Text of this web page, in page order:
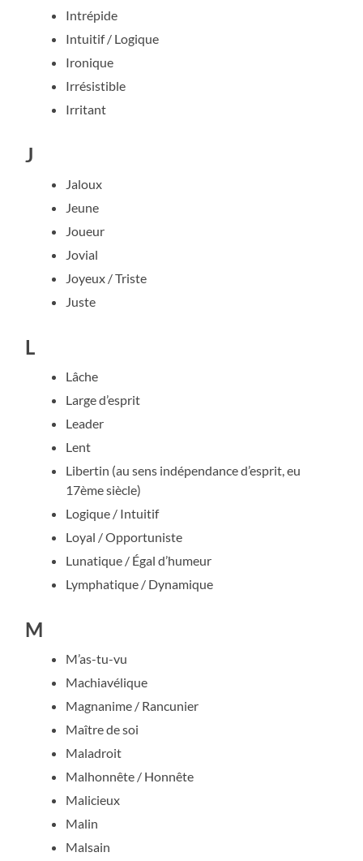
Intrépide
Intuitif / Logique
Ironique
Irrésistible
Irritant
J
Jaloux
Jeune
Joueur
Jovial
Joyeux / Triste
Juste
L
Lâche
Large d’esprit
Leader
Lent
Libertin (au sens indépendance d’esprit, eu
17ème siècle)
Logique / Intuitif
Loyal / Opportuniste
Lunatique / Égal d’humeur
Lymphatique / Dynamique
M
M’as-tu-vu
Machiavélique
Magnanime / Rancunier
Maître de soi
Maladroit
Malhonnête / Honnête
Malicieux
Malin
Malsain